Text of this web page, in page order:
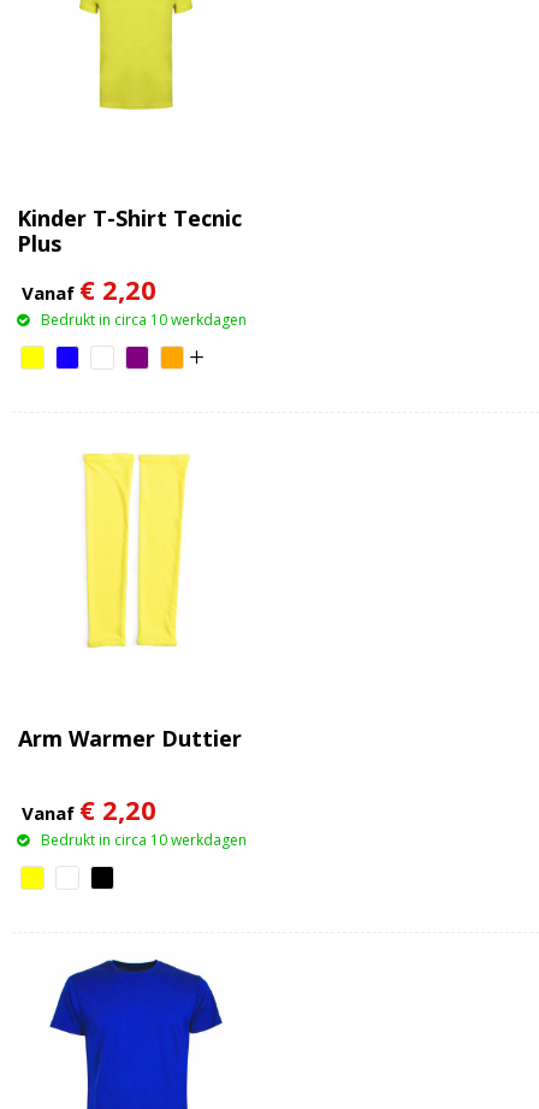
Kinder T-Shirt Tecnic
Plus
Vanaf € 2,20
Bedrukt in circa 10 werkdagen
Arm Warmer Duttier
Vanaf € 2,20
Bedrukt in circa 10 werkdagen